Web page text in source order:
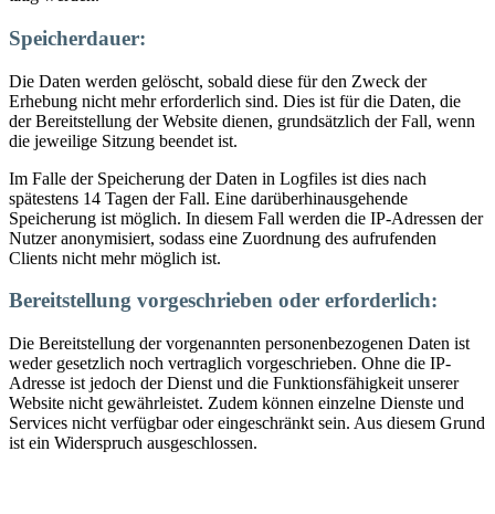
Speicherdauer:
Die Daten werden gelöscht, sobald diese für den Zweck der
Erhebung nicht mehr erforderlich sind. Dies ist für die Daten, die
der Bereitstellung der Website dienen, grundsätzlich der Fall, wenn
die jeweilige Sitzung beendet ist.
Im Falle der Speicherung der Daten in Logfiles ist dies nach
spätestens 14 Tagen der Fall. Eine darüberhinausgehende
Speicherung ist möglich. In diesem Fall werden die IP-Adressen der
Nutzer anonymisiert, sodass eine Zuordnung des aufrufenden
Clients nicht mehr möglich ist.
Bereitstellung vorgeschrieben oder erforderlich:
Die Bereitstellung der vorgenannten personenbezogenen Daten ist
weder gesetzlich noch vertraglich vorgeschrieben. Ohne die IP-
Adresse ist jedoch der Dienst und die Funktionsfähigkeit unserer
Website nicht gewährleistet. Zudem können einzelne Dienste und
Services nicht verfügbar oder eingeschränkt sein. Aus diesem Grund
ist ein Widerspruch ausgeschlossen.